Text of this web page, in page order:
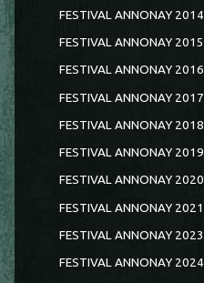
FESTIVAL ANNONAY 2014
FESTIVAL ANNONAY 2015
FESTIVAL ANNONAY 2016
FESTIVAL ANNONAY 2017
FESTIVAL ANNONAY 2018
FESTIVAL ANNONAY 2019
FESTIVAL ANNONAY 2020
FESTIVAL ANNONAY 2021
FESTIVAL ANNONAY 2023
FESTIVAL ANNONAY 2024